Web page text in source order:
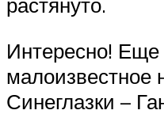
растянуто.
Интересно! Еще
малоизвестное
Синеглазки –